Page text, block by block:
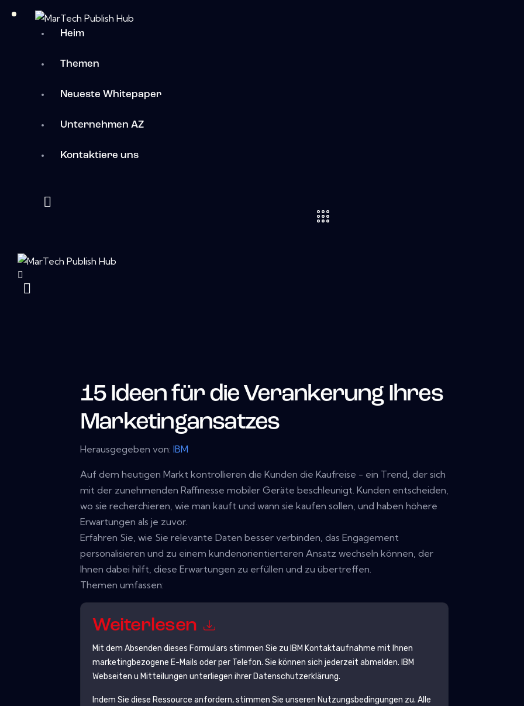
Heim
Themen
Neueste Whitepaper
Unternehmen AZ
Kontaktiere uns
15 Ideen für die Verankerung Ihres
Marketingansatzes
Herausgegeben von: IBM
Auf dem heutigen Markt kontrollieren die Kunden die Kaufreise - ein Trend, der sich
mit der zunehmenden Raffinesse mobiler Geräte beschleunigt. Kunden entscheiden,
wo sie recherchieren, wie man kauft und wann sie kaufen sollen, und haben höhere
Erwartungen als je zuvor.
Erfahren Sie, wie Sie relevante Daten besser verbinden, das Engagement
personalisieren und zu einem kundenorientierteren Ansatz wechseln können, der
Ihnen dabei hilft, diese Erwartungen zu erfüllen und zu übertreffen.
Themen umfassen:
Weiterlesen
Mit dem Absenden dieses Formulars stimmen Sie zu IBM Kontaktaufnahme mit Ihnen
marketingbezogene E-Mails oder per Telefon. Sie können sich jederzeit abmelden. IBM
Webseiten u Mitteilungen unterliegen ihrer Datenschutzerklärung.
Indem Sie diese Ressource anfordern, stimmen Sie unseren Nutzungsbedingungen zu. Alle